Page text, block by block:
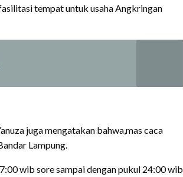
tempat untuk usaha Angkringan
juga mengatakan bahwa,mas caca
Lampung.
wib sore sampai dengan pukul 24:00 wib